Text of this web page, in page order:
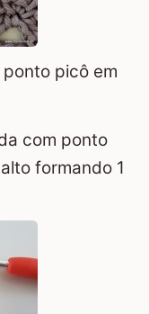
picô em
com ponto
formando 1